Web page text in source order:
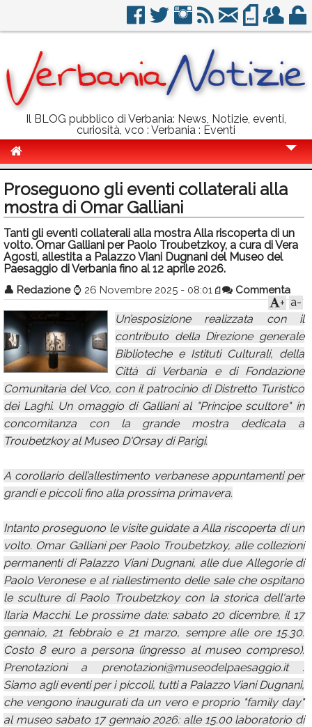
Il BLOG pubblico di Verbania: News, Notizie, eventi,
curiosità, vco : Verbania : Eventi
Politica
Sport
Eventi
Calendario
Annunci
Proseguono gli eventi collaterali alla
mostra di Omar Galliani
Tanti gli eventi collaterali alla mostra Alla riscoperta di un
volto. Omar Galliani per Paolo Troubetzkoy, a cura di Vera
Agosti, allestita a Palazzo Viani Dugnani del Museo del
Paesaggio di Verbania fino al 12 aprile 2026.
👤 Redazione ⌚ 26 Novembre 2025 - 08:01 Commenta
a-
+
Un’esposizione realizzata con il
contributo della Direzione generale
Biblioteche e Istituti Culturali, della
Città di Verbania e di Fondazione
Comunitaria del Vco, con il patrocinio di Distretto Turistico
dei Laghi. Un omaggio di Galliani al "Principe scultore" in
concomitanza con la grande mostra dedicata a
Troubetzkoy al Museo D'Orsay di Parigi.
A corollario dell’allestimento verbanese appuntamenti per
grandi e piccoli fino alla prossima primavera.
Intanto proseguono le visite guidate a Alla riscoperta di un
volto. Omar Galliani per Paolo Troubetzkoy, alle collezioni
permanenti di Palazzo Viani Dugnani, alle due Allegorie di
Paolo Veronese e al riallestimento delle sale che ospitano
le sculture di Paolo Troubetzkoy con la storica dell'arte
Ilaria Macchi. Le prossime date: sabato 20 dicembre, il 17
gennaio, 21 febbraio e 21 marzo, sempre alle ore 15.30.
Costo 8 euro a persona (ingresso al museo compreso).
Prenotazioni a prenotazioni@museodelpaesaggio.it .
Siamo agli eventi per i piccoli, tutti a Palazzo Viani Dugnani,
che vengono inaugurati da un vero e proprio "family day"
al museo sabato 17 gennaio 2026: alle 15.00 laboratorio di